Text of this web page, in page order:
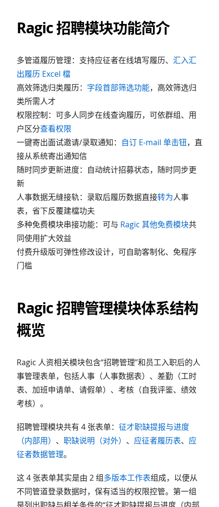
Ragic 招聘模块功能简介
多管道履历管理：支持应征者在线填写履历、 汇入汇
出履历 Excel 檔
高效筛选归类履历： 字段首部筛选功能，高效筛选归
类所需人才
权限控制：可多人同步在线查询履历，可依群组、用
户区分查看权限
一键寄出面试邀请/录取通知： 自订 E-mail 单击钮，直
接从系统寄出通知信
随时同步更新进度：自动统计招募状态，随时同步更
新
人事数据无缝接轨：录取后履历数据直接转为人事
表，省下反覆建檔功夫
多种免费模块串接功能：可与 Ragic 其他免费模块共
同使用扩大效益
付费升级版可弹性修改设计，可自助客制化、免程序
门槛
Ragic 招聘管理模块体系结构
概览
Ragic 人资相关模块包含“招聘管理”和员工入职后的人
事管理表单，包括人事（人事数据表）、差勤（工时
表、加班申请单、请假单）、考核（自我评鉴、绩效
考核）。
招聘管理模块共有 4 张表单： 征才职缺提报与进度
（内部用） 、 职缺说明（对外） 、 应征者履历表、 应
征者数据管理。
这 4 张表单其实是由 2 组多版本工作表组成，以便从
不同管道登录数据时，保有适当的权限控管。第一组